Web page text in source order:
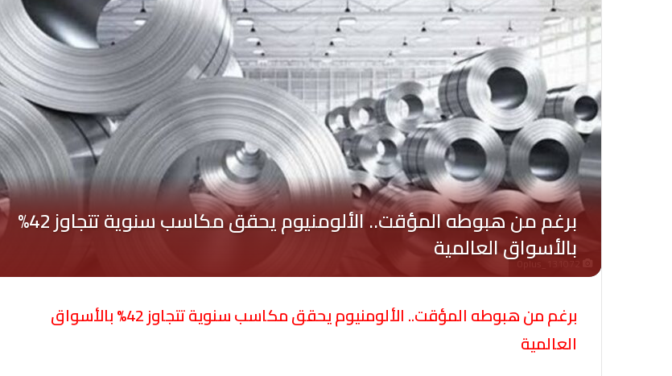
برغم من هبوطه المؤقت.. الألومنيوم يحقق مكاسب سنوية تتجاوز 42% بالأسواق
العالمية